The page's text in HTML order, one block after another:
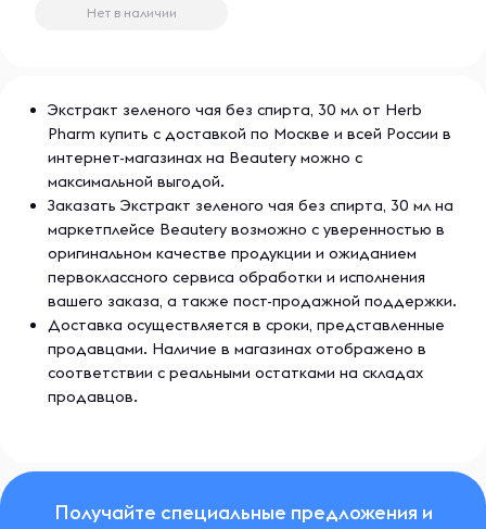
Нет в наличии
Экстракт зеленого чая без спирта, 30 мл от Herb
Pharm купить с доставкой по Москве и всей России в
интернет-магазинах на Beautery можно с
максимальной выгодой.
Заказать Экстракт зеленого чая без спирта, 30 мл на
маркетплейсе Beautery возможно с уверенностью в
оригинальном качестве продукции и ожиданием
первоклассного сервиса обработки и исполнения
вашего заказа, а также пост-продажной поддержки.
Доставка осуществляется в сроки, представленные
продавцами. Наличие в магазинах отображено в
соответствии с реальными остатками на складах
продавцов.
Получайте специальные предложения и